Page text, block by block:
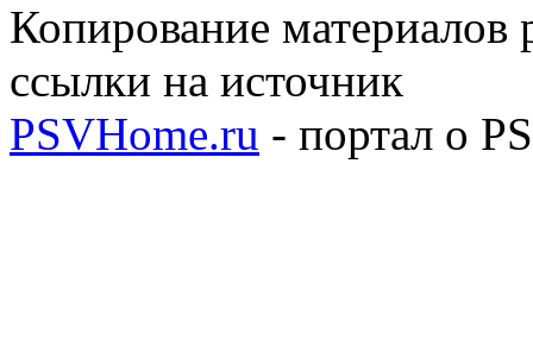
Копирование материалов
ссылки на источник
PSVHome.ru - портал о